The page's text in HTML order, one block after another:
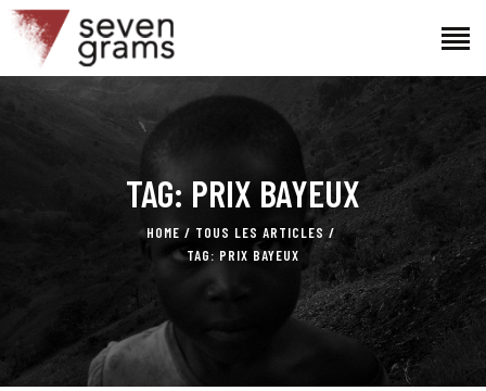
TAG: PRIX BAYEUX
HOME
TOUS LES ARTICLES
TAG: PRIX BAYEUX
LE PROJET
ACTUALITÉS